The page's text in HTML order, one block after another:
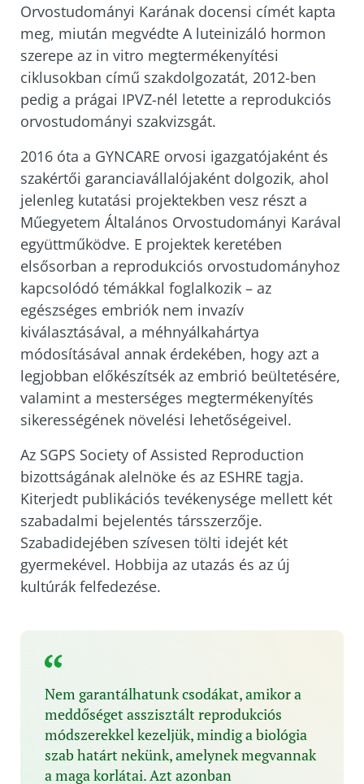
Orvostudományi Karának docensi címét kapta
meg, miután megvédte A luteinizáló hormon
szerepe az in vitro megtermékenyítési
ciklusokban című szakdolgozatát, 2012-ben
pedig a prágai IPVZ-nél letette a reprodukciós
orvostudományi szakvizsgát.
2016 óta a GYNCARE orvosi igazgatójaként és
szakértői garanciavállalójaként dolgozik, ahol
jelenleg kutatási projektekben vesz részt a
Műegyetem Általános Orvostudományi Karával
együttműködve. E projektek keretében
elsősorban a reprodukciós orvostudományhoz
kapcsolódó témákkal foglalkozik – az
egészséges embriók nem invazív
kiválasztásával, a méhnyálkahártya
módosításával annak érdekében, hogy azt a
legjobban előkészítsék az embrió beültetésére,
valamint a mesterséges megtermékenyítés
sikerességének növelési lehetőségeivel.
Az SGPS Society of Assisted Reproduction
bizottságának alelnöke és az ESHRE tagja.
Kiterjedt publikációs tevékenysége mellett két
szabadalmi bejelentés társszerzője.
Szabadidejében szívesen tölti idejét két
gyermekével. Hobbija az utazás és az új
kultúrák felfedezése.
Nem garantálhatunk csodákat, amikor a
meddőséget asszisztált reprodukciós
módszerekkel kezeljük, mindig a biológia
szab határt nekünk, amelynek megvannak
a maga korlátai. Azt azonban